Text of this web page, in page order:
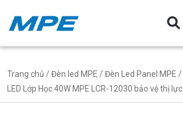
Trang chủ /Đèn led MPE /Đèn Led Panel MPE /
LED Lớp Học 40W MPE LCR-12030 bảo vệ thị lực